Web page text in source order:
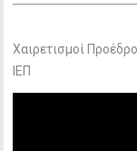
Χαιρετισμοί
ΙΕΠ